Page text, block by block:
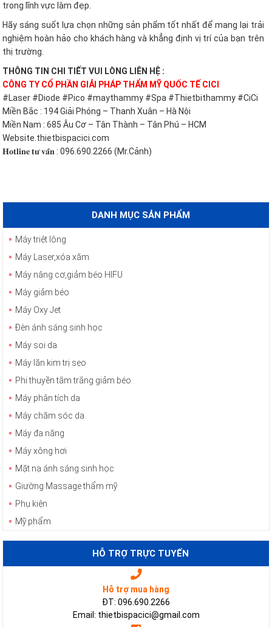
trong lĩnh vực làm đẹp.
Hãy sáng suốt lựa chọn những sản phẩm tốt nhất để mang lại trải
nghiệm hoàn hảo cho khách hàng và khẳng định vị trí của bạn trên
thị trường.
THÔNG TIN CHI TIẾT VUI LÒNG LIÊN HỆ :
CÔNG TY CỔ PHẦN GIẢI PHÁP THẨM MỸ QUỐC TẾ CICI
#Laser #Diode #Pico #maythammy #Spa #Thietbithammy #CiCi
Miền Bắc : 194 Giải Phóng – Thanh Xuân – Hà Nội
Miền Nam : 685 Âu Cơ – Tân Thành – Tân Phú – HCM
Website.thietbispacici.com
𝐇𝐨𝐭𝐥𝐢𝐧𝐞 𝐭𝐮̛ 𝐯𝐚̂́𝐧 : 096.690.2266 (Mr.Cảnh)
DANH MỤC SẢN PHẨM
Máy triệt lông
Máy Laser,xóa xăm
Máy nâng cơ,giảm béo HIFU
Máy giảm béo
Máy Oxy Jet
Đèn ánh sáng sinh học
Máy soi da
Máy lăn kim trị sẹo
Phi thuyền tắm trắng giảm béo
Máy phân tích da
Máy chăm sóc da
Máy đa năng
Máy xông hơi
Mặt nạ ánh sáng sinh học
Giường Massage thẩm mỹ
Phụ kiện
Mỹ phẩm
HỖ TRỢ TRỰC TUYẾN
Hỗ trợ mua hàng
ĐT: 096.690.2266
Email: thietbispacici@gmail.com